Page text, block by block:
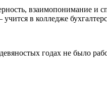
взаимопонимание и
в колледже
годах не было